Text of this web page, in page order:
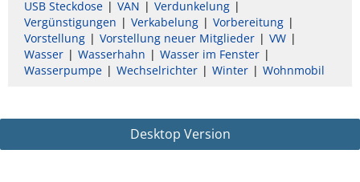
USB Steckdose
VAN
Verdunkelung
Vergünstigungen
Verkabelung
Vorbereitung
Vorstellung
Vorstellung neuer Mitglieder
VW
Wasser
Wasserhahn
Wasser im Fenster
Wasserpumpe
Wechselrichter Winter Wohnmobil
Desktop Version